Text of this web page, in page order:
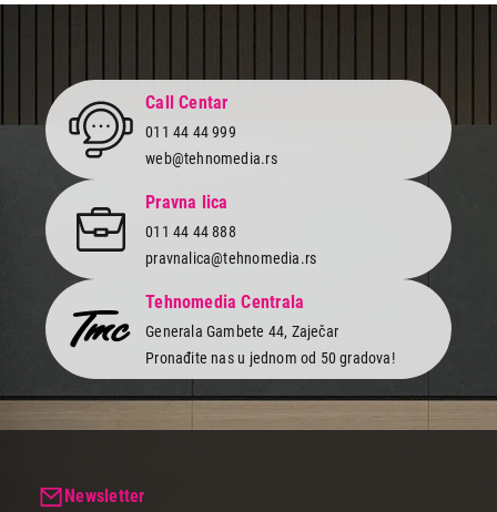
Call Centar
011 44 44 999
web@tehnomedia.rs
Pravna lica
011 44 44 888
pravnalica@tehnomedia.rs
Tehnomedia Centrala
Generala Gambete 44, Zaječar
Pronađite nas u jednom od 50 gradova!
Newsletter